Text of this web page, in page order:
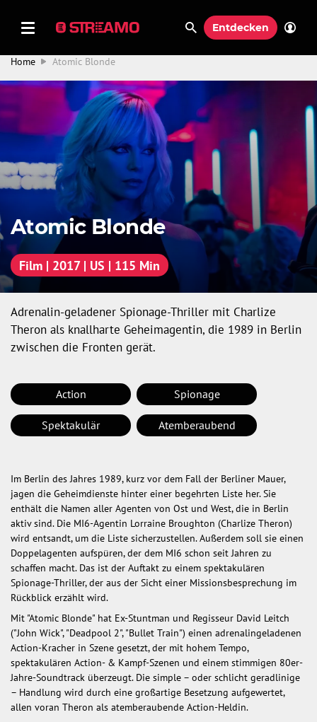
Entdecken
Home Atomic Blonde
Atomic Blonde
Film | 2017 | US | 115 Min
Adrenalin-geladener Spionage-Thriller mit Charlize
Theron als knallharte Geheimagentin, die 1989 in Berlin
zwischen die Fronten gerät.
Action Spionage
Spektakulär Atemberaubend
Im Berlin des Jahres 1989, kurz vor dem Fall der Berliner Mauer,
jagen die Geheimdienste hinter einer begehrten Liste her. Sie
enthält die Namen aller Agenten von Ost und West, die in Berlin
aktiv sind. Die MI6-Agentin Lorraine Broughton (Charlize Theron)
wird entsandt, um die Liste sicherzustellen. Außerdem soll sie einen
Doppelagenten aufspüren, der dem MI6 schon seit Jahren zu
schaffen macht. Das ist der Auftakt zu einem spektakulären
Spionage-Thriller, der aus der Sicht einer Missionsbesprechung im
Rückblick erzählt wird.
Mit "Atomic Blonde" hat Ex-Stuntman und Regisseur David Leitch
("John Wick", "Deadpool 2", "Bullet Train") einen adrenalingeladenen
Action-Kracher in Szene gesetzt, der mit hohem Tempo,
spektakulären Action- & Kampf-Szenen und einem stimmigen 80er-
Jahre-Soundtrack überzeugt. Die simple – oder schlicht geradlinige
– Handlung wird durch eine großartige Besetzung aufgewertet,
allen voran Theron als atemberaubende Action-Heldin.